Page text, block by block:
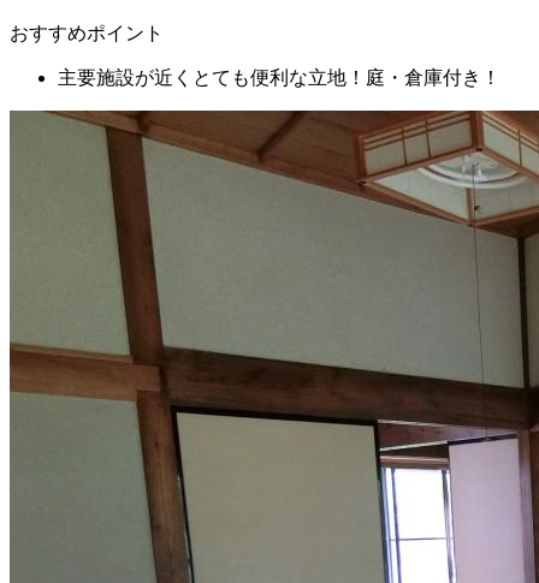
おすすめポイント
主要施設が近くとても便利な立地！庭・倉庫付き！